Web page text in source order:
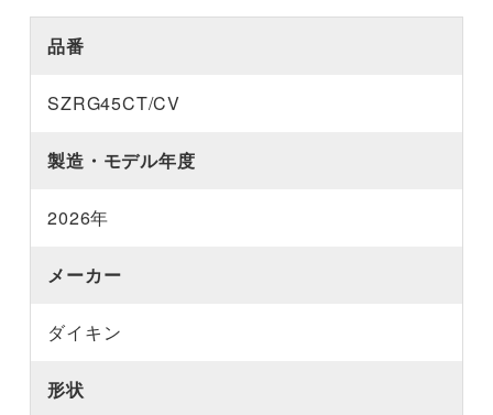
品番
SZRG45CT/CV
製造・モデル年度
2026年
メーカー
ダイキン
形状